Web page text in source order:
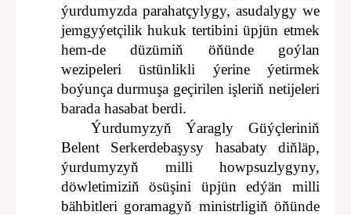
ýurdumyzda parahatçylygy, asudalygy we
jemgyýetçilik hukuk tertibini üpjün etmek
hem-de düzümiň öňünde goýlan
wezipeleri üstünlikli ýerine ýetirmek
boýunça durmuşa geçirilen işleriň netijeleri
barada hasabat berdi.
Ýurdumyzyň Ýaragly Güýçleriniň
Belent Serkerdebaşysy hasabaty diňläp,
ýurdumyzyň milli howpsuzlygyny,
döwletimiziň ösüşini üpjün edýän milli
bähbitleri goramagyň ministrligiň öňünde